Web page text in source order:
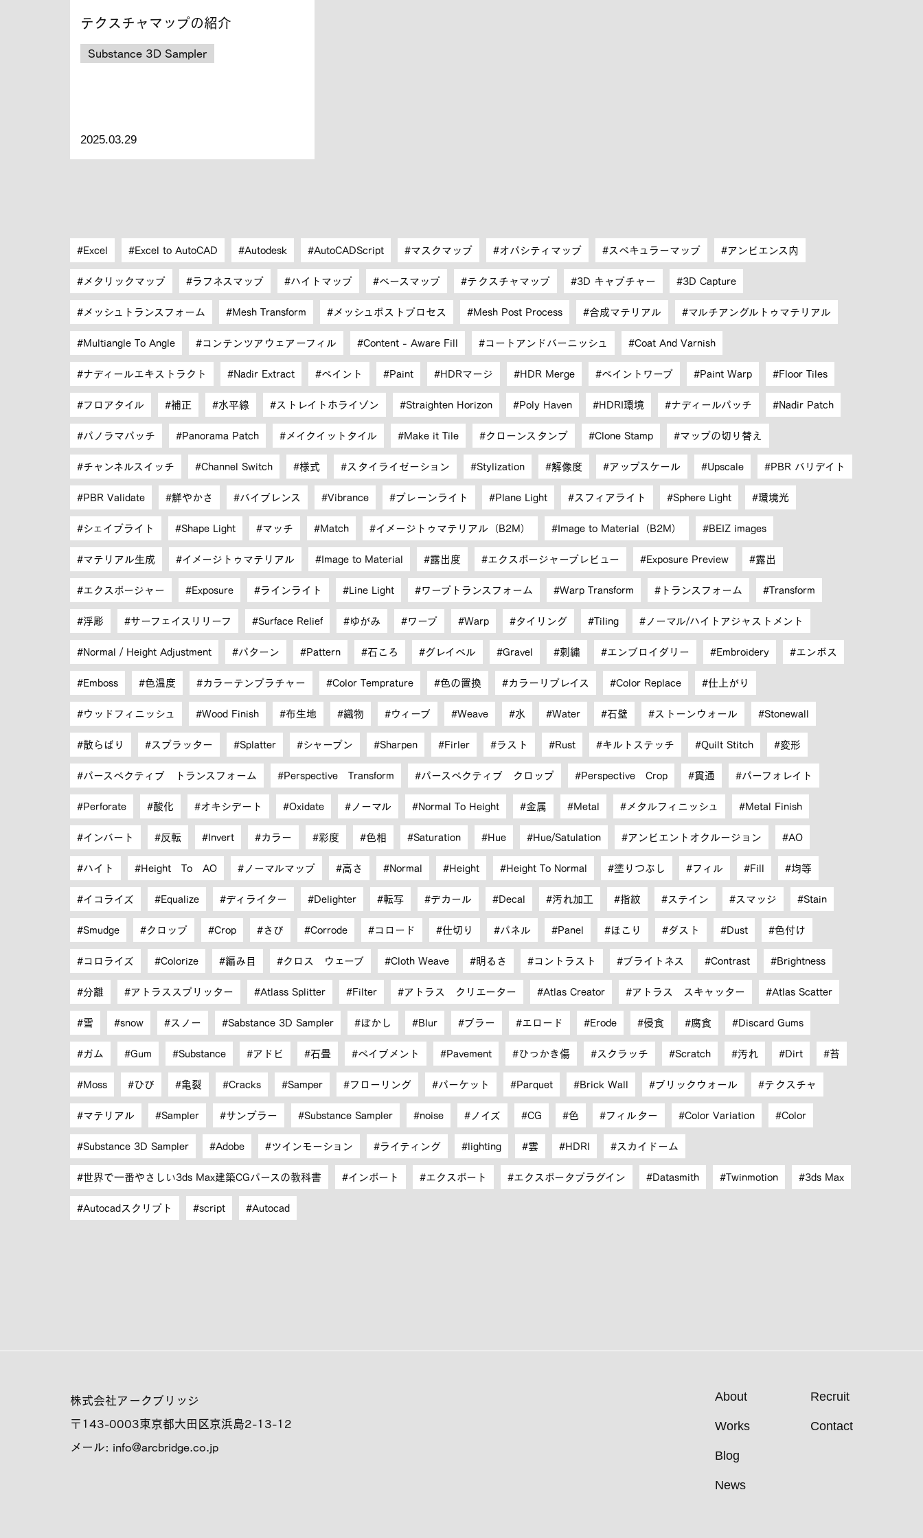
テクスチャマップの紹介
Substance 3D Sampler
2025.03.29
Excel Excel to AutoCAD Autodesk AutoCADScript マスクマップ オパシティマップ スペキュラーマップ アンビエンス内
メタリックマップ ラフネスマップ ハイトマップ ベースマップ テクスチャマップ 3D キャプチャー 3D Capture
メッシュトランスフォーム Mesh Transform メッシュポストプロセス Mesh Post Process 合成マテリアル マルチアングルトゥマテリアル
Multiangle To Angle コンテンツアウェアーフィル Content - Aware Fill コートアンドバーニッシュ Coat And Varnish
ナディールエキストラクト Nadir Extract ペイント Paint HDRマージ HDR Merge ペイントワープ Paint Warp Floor Tiles
フロアタイル 補正 水平線 ストレイトホライゾン Straighten Horizon Poly Haven HDRI環境 ナディールパッチ Nadir Patch
パノラマパッチ Panorama Patch メイクイットタイル Make it Tile クローンスタンプ Clone Stamp マップの切り替え
チャンネルスイッチ Channel Switch 様式 スタイライゼーション Stylization 解像度 アップスケール Upscale PBR バリデイト
PBR Validate 鮮やかさ バイブレンス Vibrance プレーンライト Plane Light スフィアライト Sphere Light 環境光
シェイプライト Shape Light マッチ Match イメージトゥマテリアル（B2M） Image to Material（B2M） BEIZ images
マテリアル生成 イメージトゥマテリアル Image to Material 露出度 エクスポージャープレビュー Exposure Preview 露出
エクスポージャー Exposure ラインライト Line Light ワープトランスフォーム Warp Transform トランスフォーム Transform
浮彫 サーフェイスリリーフ Surface Relief ゆがみ ワープ Warp タイリング Tiling ノーマル/ハイトアジャストメント
Normal / Height Adjustment パターン Pattern 石ころ グレイベル Gravel 刺繍 エンブロイダリー Embroidery エンボス
Emboss 色温度 カラーテンプラチャー Color Temprature 色の置換 カラーリプレイス Color Replace 仕上がり
ウッドフィニッシュ Wood Finish 布生地 織物 ウィーブ Weave 水 Water 石壁 ストーンウォール Stonewall
散らばり スプラッター Splatter シャープン Sharpen Firler ラスト Rust キルトステッチ Quilt Stitch 変形
パースペクティブ トランスフォーム Perspective Transform パースペクティブ クロップ Perspective Crop 貫通 パーフォレイト
Perforate 酸化 オキシデート Oxidate ノーマル Normal To Height 金属 Metal メタルフィニッシュ Metal Finish
インバート 反転 Invert カラー 彩度 色相 Saturation Hue Hue/Satulation アンビエントオクルージョン AO
ハイト Height To AO ノーマルマップ 高さ Normal Height Height To Normal 塗りつぶし フィル Fill 均等
イコライズ Equalize ディライター Delighter 転写 デカール Decal 汚れ加工 指紋 ステイン スマッジ Stain
Smudge クロップ Crop さび Corrode コロード 仕切り パネル Panel ほこり ダスト Dust 色付け
コロライズ Colorize 編み目 クロス ウェーブ Cloth Weave 明るさ コントラスト ブライトネス Contrast Brightness
分離 アトラススプリッター Atlass Splitter Filter アトラス クリエーター Atlas Creator アトラス スキャッター Atlas Scatter
雪 snow スノー Sabstance 3D Sampler ぼかし Blur ブラー エロード Erode 侵食 腐食 Discard Gums
ガム Gum Substance アドビ 石畳 ペイブメント Pavement ひっかき傷 スクラッチ Scratch 汚れ Dirt 苔
Moss ひび 亀裂 Cracks Samper フローリング パーケット Parquet Brick Wall ブリックウォール テクスチャ
マテリアル Sampler サンプラー Substance Sampler noise ノイズ CG 色 フィルター Color Variation Color
Substance 3D Sampler Adobe ツインモーション ライティング lighting 雲 HDRI スカイドーム
世界で一番やさしい3ds Max建築CGパースの教科書 インポート エクスポート エクスポータプラグイン Datasmith Twinmotion 3ds Max
Autocadスクリプト script Autocad
株式会社アークブリッジ
〒143-0003東京都大田区京浜島2-13-12
メール: info@arcbridge.co.jp
About
Works
Blog
News
Recruit
Contact